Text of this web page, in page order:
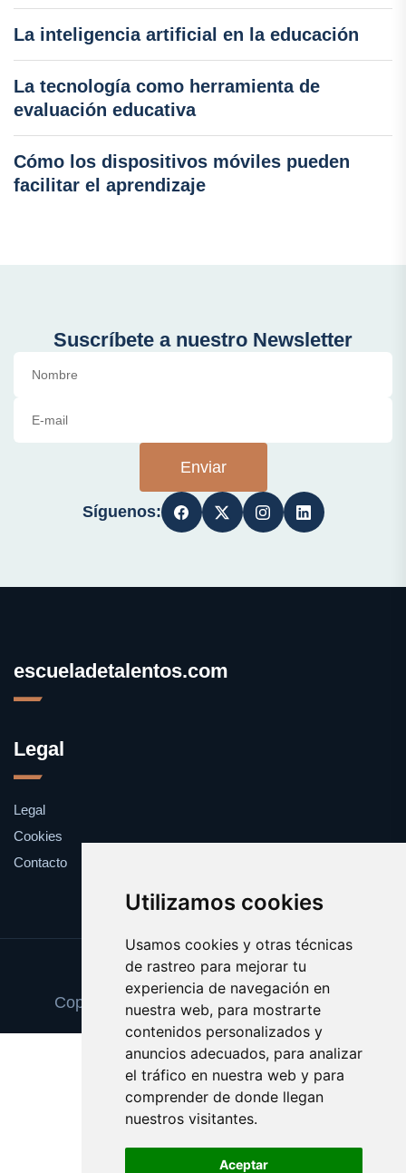
Utilizamos cookies
Usamos cookies y otras técnicas
de rastreo para mejorar tu
experiencia de navegación en
nuestra web, para mostrarte
contenidos personalizados y
anuncios adecuados, para analizar
el tráfico en nuestra web y para
comprender de donde llegan
nuestros visitantes.
Aceptar
La inteligencia artificial en la educación
La tecnología como herramienta de
evaluación educativa
Cómo los dispositivos móviles pueden
facilitar el aprendizaje
Suscríbete a nuestro Newsletter
Enviar
Síguenos:
escueladetalentos.com
Legal
Legal
Cookies
Contacto
Update cookies preferences
Copyright © 2025 escueladetalentos.com